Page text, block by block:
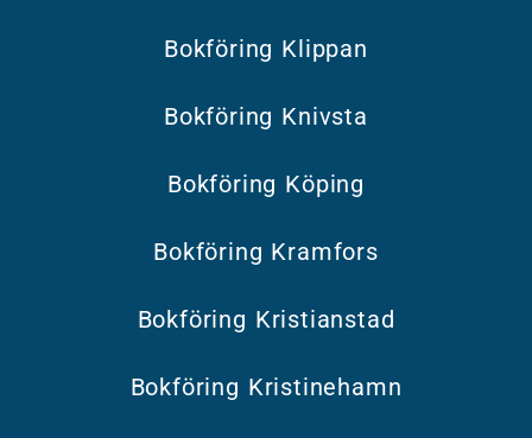
Bokföring Klippan
Bokföring Knivsta
Bokföring Köping
Bokföring Kramfors
Bokföring Kristianstad
Bokföring Kristinehamn